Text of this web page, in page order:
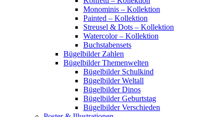
Monominis – Kollektion
Painted – Kollektion
Streusel & Dots – Kollektion
Watercolor – Kollektion
Buchstabensets
Bügelbilder Zahlen
Bügelbilder Themenwelten
Bügelbilder Schulkind
Bügelbilder Weltall
Bügelbilder Dinos
Bügelbilder Geburtstag
Bügelbilder Verschieden